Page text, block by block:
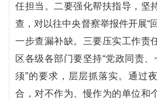
任担当。二要强化帮扶指导，坚
查，对以往中央督察举报件开展“
一步查漏补缺。三要压实工作责
区各级各部门要坚持“党政同责、
须”的要求，层层抓落实。通过
合，对不作为、慢作为的单位和